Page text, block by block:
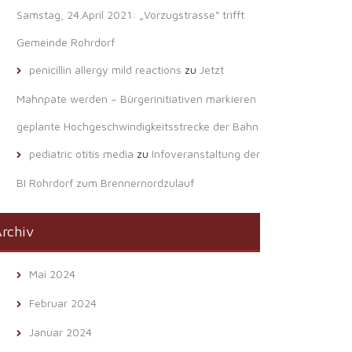
Samstag, 24.April 2021: „Vorzugstrasse“ trifft
Gemeinde Rohrdorf
penicillin allergy mild reactions zu Jetzt
Mahnpate werden – Bürgerinitiativen markieren
geplante Hochgeschwindigkeitsstrecke der Bahn
pediatric otitis media zu Infoveranstaltung der
BI Rohrdorf zum Brennernordzulauf
Mai 2024
Februar 2024
Januar 2024